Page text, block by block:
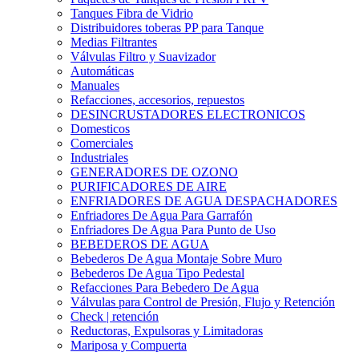
Tanques Fibra de Vidrio
Distribuidores toberas PP para Tanque
Medias Filtrantes
Válvulas Filtro y Suavizador
Automáticas
Manuales
Refacciones, accesorios, repuestos
DESINCRUSTADORES ELECTRONICOS
Domesticos
Comerciales
Industriales
GENERADORES DE OZONO
PURIFICADORES DE AIRE
ENFRIADORES DE AGUA DESPACHADORES
Enfriadores De Agua Para Garrafón
Enfriadores De Agua Para Punto de Uso
BEBEDEROS DE AGUA
Bebederos De Agua Montaje Sobre Muro
Bebederos De Agua Tipo Pedestal
Refacciones Para Bebedero De Agua
Válvulas para Control de Presión, Flujo y Retención
Check | retención
Reductoras, Expulsoras y Limitadoras
Mariposa y Compuerta